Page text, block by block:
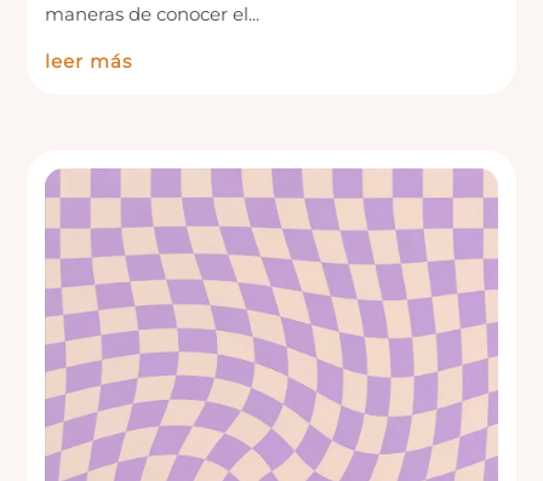
maneras de conocer el...
leer más